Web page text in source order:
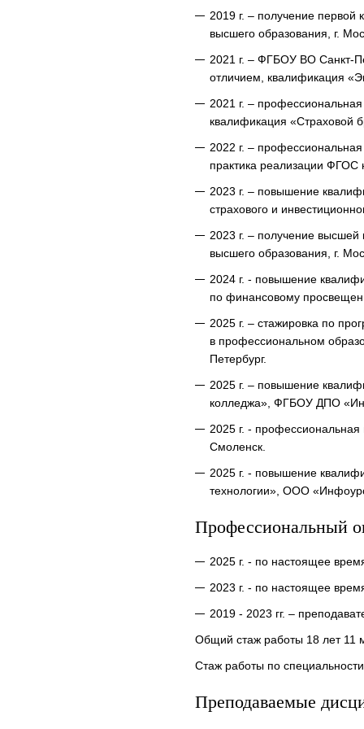
2019 г. – получение первой
высшего образования, г.
2021 г. – ФГБОУ ВО Санкт-
отличием, квалификация
2021 г. –
квалификация «Страховой
2022 г. –
практика реализации
2023 г. – повышение
страхового и
2023 г. – получение высшей
высшего образования, г.
2024 г. - повышение
по финансовому
2025 г. – стажировка по
в профессиональном
Петербург.
2025 г. – повышение
колледжа», ФГБОУ ДПО
2025 г. -
Смоленск.
2025 г. - повышение
технологии», ООО
Профессиональный
2025 г. - по настоящее
2023 г. - по настоящее
2019 - 2023 гг. –
Общий стаж работы 18 лет 11
Стаж работы по
Преподаваемые